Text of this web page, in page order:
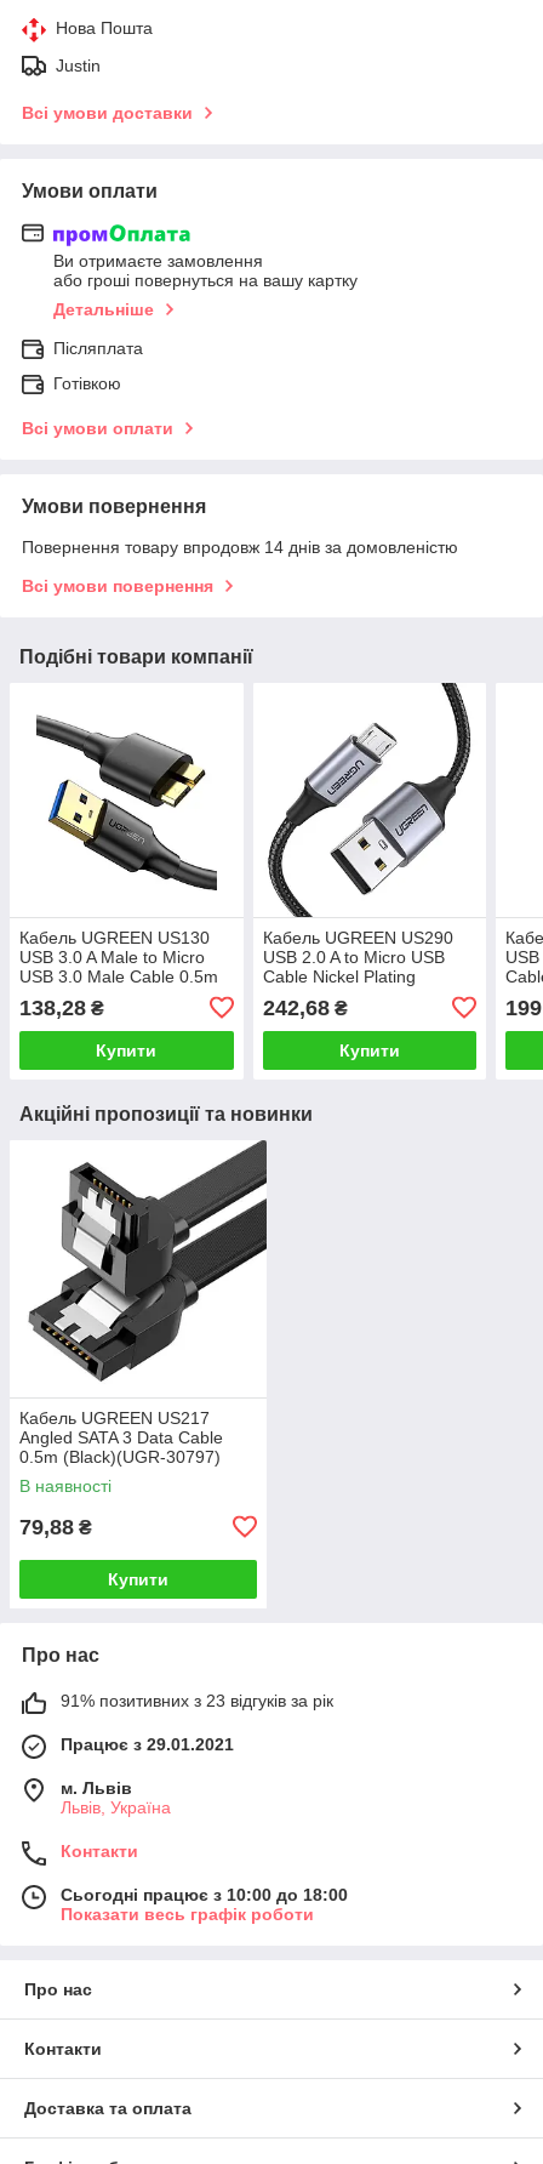
Нова Пошта
Justin
Всі умови доставки
Умови оплати
Ви отримаєте замовлення
або гроші повернуться на вашу картку
Детальніше
Післяплата
Готівкою
Всі умови оплати
Умови повернення
Повернення товару впродовж 14 днів за домовленістю
Всі умови повернення
Подібні товари компанії
Кабель UGREEN US130
USB 3.0 A Male to Micro
USB 3.0 Male Cable 0.5m
138,28 ₴
Купити
Кабель UGREEN US290
USB 2.0 A to Micro USB
Cable Nickel Plating
Aluminum Braid 2m (Black)
(UGR-60148)
242,68₴
Купити
Акційні пропозиції та новинки
Кабель UGREEN US217
Angled SATA 3 Data Cable
0.5m (Black)(UGR-30797)
В наявності
79,88 ₴
Купити
Про нас
91% позитивних з 23 відгуків за рік
Працює з 29.01.2021
м. Львів
Львів, Україна
Контакти
Сьогодні працює з 10:00 до 18:00
Показати весь графік роботи
Про нас
Контакти
Доставка та оплата